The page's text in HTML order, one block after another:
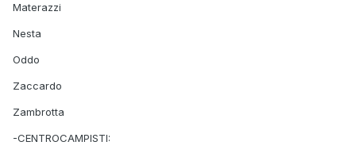
Materazzi
Nesta
Oddo
Zaccardo
Zambrotta
-CENTROCAMPISTI: